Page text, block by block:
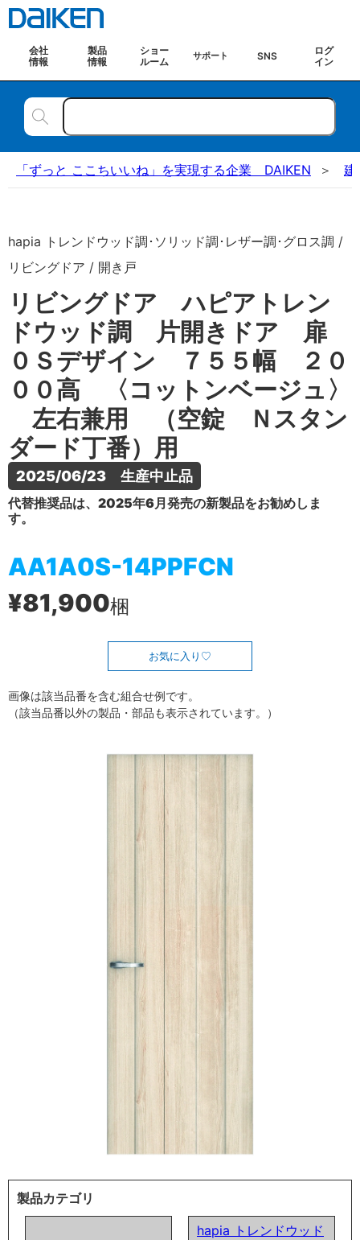
会社
情報
製品
情報
ショー
ルーム
サポート SNS
ログ
イン
「ずっと ここちいいね」を実現する企業 DAIKEN 建
hapia トレンドウッド調･ソリッド調･レザー調･グロス調 /
リビングドア / 開き戸
リビングドア ハピアトレン
ドウッド調 片開きドア 扉
０Ｓデザイン ７５５幅 ２０
００高 〈コットンベージュ〉
左右兼用 （空錠 Ｎスタン
ダード丁番）用
2025/06/23　生産中止品
代替推奨品は、2025年6月発売の新製品をお勧めしま
す。
AA1A0S-14PPFCN
¥81,900梱
お気に入り
画像は該当品番を含む組合せ例です。
（該当品番以外の製品・部品も表示されています。）
製品カテゴリ
hapia トレンドウッド